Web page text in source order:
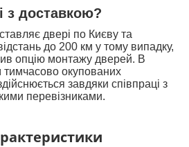
з доставкою?
двері по Києву та
до 200 км у тому випадку,
опцію монтажу дверей. В
тимчасово окупованих
завдяки співпраці з
перевізниками.